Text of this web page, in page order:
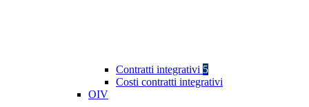
Contratti integrativi 5
Costi contratti integrativi
OIV